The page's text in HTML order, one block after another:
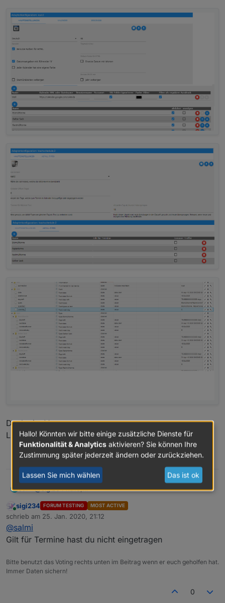
• Auf der Console mal : iobroker stop vis - iobroker
upload vis - iobroker start vis
VIEW_IT_sigi234.txt
VIEW_Alexa_Show5_sigi234.txt
VIEW_Alexa_Multiroom_sigi234.txt
Edit 200220: Widget angepasst
Danke im Voraus
LG Stefan
0
S salmi@sigi234hallo,
wie gesagt der Trash liest die daten nicht richtig aus.
Online
sigi234 FORUM TESTING MOST ACTIVE
schrieb am 25. Jan. 2020, 21:12
zuletzt editiert von
@salmi
Gilt für Termine hast du nicht eingetragen
Bitte benutzt das Voting rechts unten im Beitrag wenn er euch geholfen hat.
Immer Daten sichern!
0
Hallo! Könnten wir bitte einige zusätzliche Dienste für
Funktionalität & Analytics aktivieren? Sie können Ihre
Zustimmung später jederzeit ändern oder zurückziehen.
Lassen Sie mich wählen Das ist ok